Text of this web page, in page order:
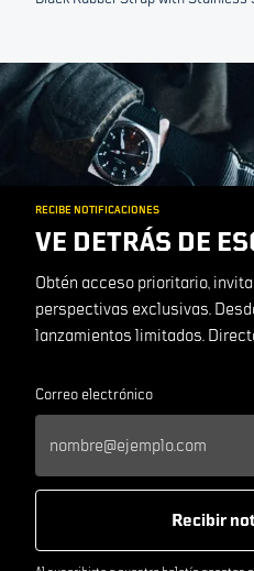
RECIBE NOTIFICACIONES
VE DETRÁS DE
Obtén acceso prioritario,
perspectivas exclusivas.
lanzamientos limitados.
Correo electrónico
Recibir